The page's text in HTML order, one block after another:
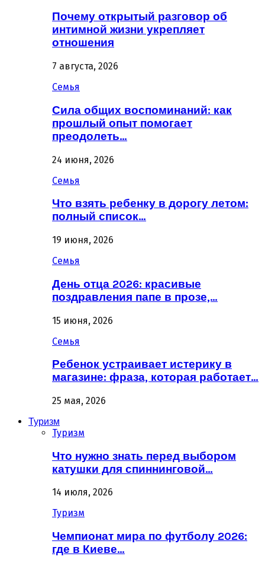
Почему открытый разговор об
интимной жизни укрепляет
отношения
7 августа, 2026
Семья
Сила общих воспоминаний: как
прошлый опыт помогает
преодолеть…
24 июня, 2026
Семья
Что взять ребенку в дорогу летом:
полный список…
19 июня, 2026
Семья
День отца 2026: красивые
поздравления папе в прозе,…
15 июня, 2026
Семья
Ребенок устраивает истерику в
магазине: фраза, которая работает…
25 мая, 2026
Туризм
Туризм
Что нужно знать перед выбором
катушки для спиннинговой…
14 июля, 2026
Туризм
Чемпионат мира по футболу 2026:
где в Киеве…